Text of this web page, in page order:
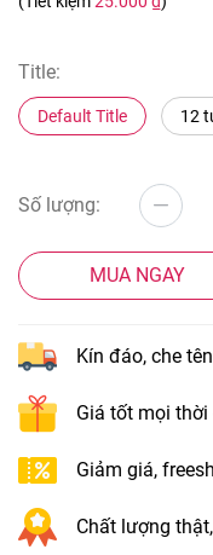
Title:
Default Title 12
Số lượng:
MUA NGAY
Kín đáo, che
Giá tốt mọi thời
Giảm giá,
Chất lượng